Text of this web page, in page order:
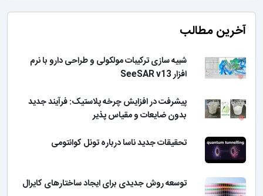
آخرین مطالب
شبیه سازی ترکیبات مولکولی و طراحی دارو با نرم
افزار SeeSAR v13
پیشرفت در افزایش چرخه پلاستیک: فرآیند جدید
بدون ضایعات و مقیاس پذیر
تحقیقات جدید ناسا درباره تونل کوانتومی
توسعه روش جدیدی برای ایجاد ساختارهای کایرال